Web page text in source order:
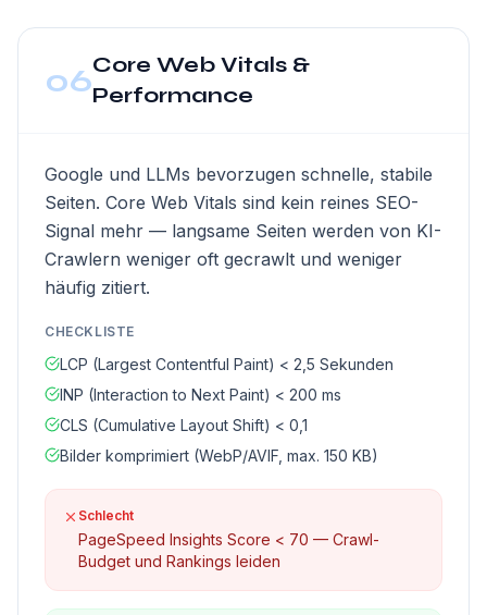
06Core Web Vitals &
Performance
Google und LLMs bevorzugen schnelle, stabile
Seiten. Core Web Vitals sind kein reines SEO-
Signal mehr — langsame Seiten werden von KI-
Crawlern weniger oft gecrawlt und weniger
häufig zitiert.
CHECKLISTE
LCP (Largest Contentful Paint) < 2,5 Sekunden
INP (Interaction to Next Paint) < 200 ms
CLS (Cumulative Layout Shift) < 0,1
Bilder komprimiert (WebP/AVIF, max. 150 KB)
Schlecht
PageSpeed Insights Score < 70 — Crawl-
Budget und Rankings leiden